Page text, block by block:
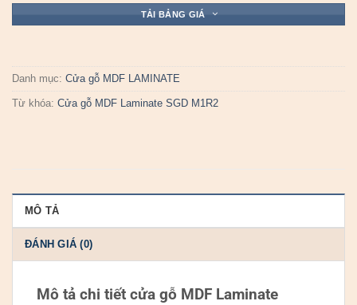
TẢI BẢNG GIÁ
Danh mục: Cửa gỗ MDF LAMINATE
Từ khóa: Cửa gỗ MDF Laminate SGD M1R2
MÔ TẢ
ĐÁNH GIÁ (0)
Mô tả chi tiết cửa gỗ MDF Laminate